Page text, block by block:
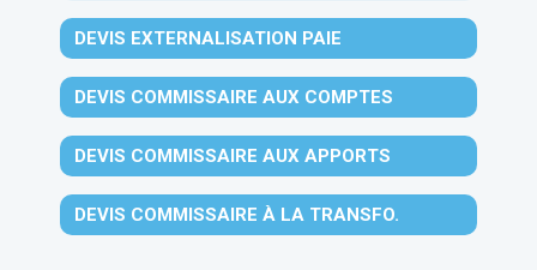
DEVIS EXTERNALISATION PAIE
DEVIS COMMISSAIRE AUX COMPTES
DEVIS COMMISSAIRE AUX APPORTS
DEVIS COMMISSAIRE À LA TRANSFO.